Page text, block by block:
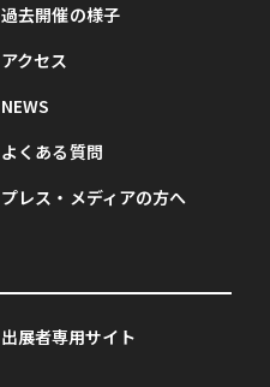
過去開催の様子
アクセス
NEWS
よくある質問
プレス・メディアの方へ
出展者専用サイト